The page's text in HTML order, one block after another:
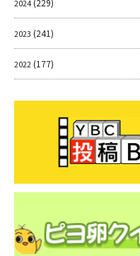
2024(229)
2023 (241)
2022(177)